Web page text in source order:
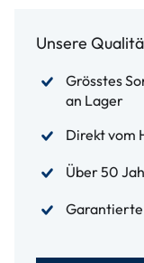
Unsere
Grösstes
an Lager
Direkt vom
Über 50
Garantierte